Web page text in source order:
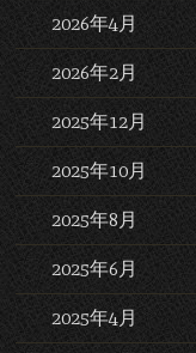
2026年4月
2026年2月
2025年12月
2025年10月
2025年8月
2025年6月
2025年4月